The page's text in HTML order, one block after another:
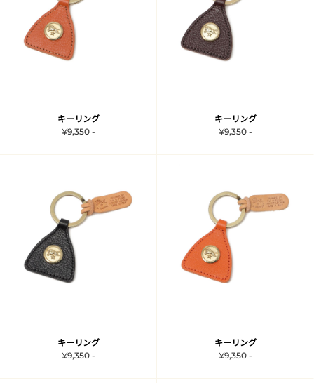
キーリング
¥9,350 -
キーリング
¥9,350 -
キーリング
¥9,350 -
キーリング
¥9,350 -